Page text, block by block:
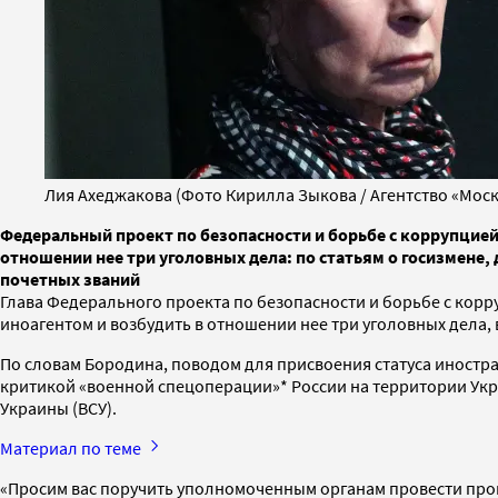
Лия Ахеджакова (Фото Кирилла Зыкова / Агентство
Федеральный проект по безопасности и борьбе с
отношении нее три уголовных дела: по статьям о
почетных званий
Глава Федерального проекта по безопасности и борьбе с
иноагентом и возбудить в отношении нее три уголовных
По словам Бородина, поводом для присвоения статуса
критикой «военной спецоперации»* России на территории
Украины (ВСУ).
Материал по теме
«Просим вас поручить уполномоченным органам провести